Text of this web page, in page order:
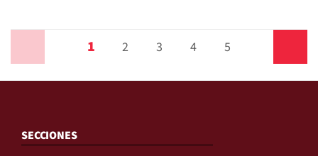
1 2 3 4 5
SECCIONES